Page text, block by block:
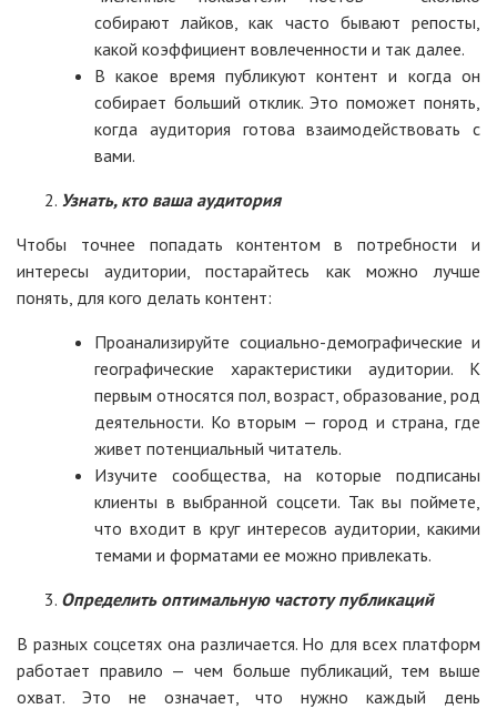
собирают лайков, как часто бывают репосты,
какой коэффициент вовлеченности и так далее.
В какое время публикуют контент и когда он
собирает больший отклик. Это поможет понять,
когда аудитория готова взаимодействовать с
вами.
Узнать, кто ваша аудитория
Чтобы точнее попадать контентом в потребности и
интересы аудитории, постарайтесь как можно лучше
понять, для кого делать контент:
Проанализируйте социально-демографические и
географические характеристики аудитории. К
первым относятся пол, возраст, образование, род
деятельности. Ко вторым — город и страна, где
живет потенциальный читатель.
Изучите сообщества, на которые подписаны
клиенты в выбранной соцсети. Так вы поймете,
что входит в круг интересов аудитории, какими
темами и форматами ее можно привлекать.
Определить оптимальную частоту публикаций
В разных соцсетях она различается. Но для всех платформ
работает правило — чем больше публикаций, тем выше
охват. Это не означает, что нужно каждый день